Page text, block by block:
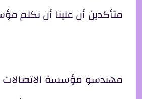
متأكدين أن علينا أن نكلم
مهندسو مؤسسة الاتصالات